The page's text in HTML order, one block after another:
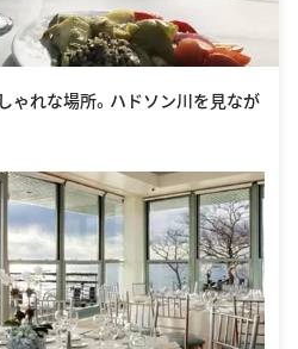
ゃれな場所。ハドソン川を見なが